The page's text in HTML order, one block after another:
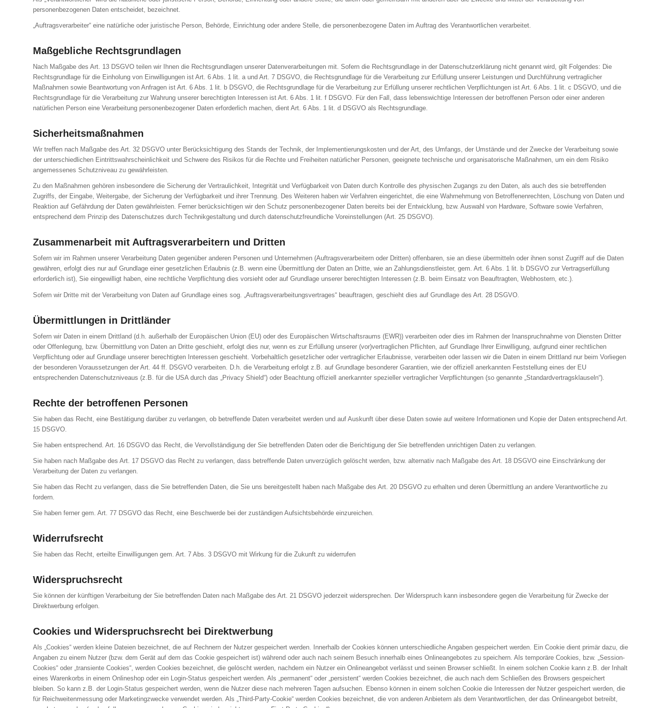
personenbezogenen Daten entscheidet, bezeichnet.
„Auftragsverarbeiter“ eine natürliche oder juristische Person, Behörde, Einrichtung oder andere Stelle, die personenbezogene Daten im Auftrag des Verantwortlichen verarbeitet.
Maßgebliche Rechtsgrundlagen
Nach Maßgabe des Art. 13 DSGVO teilen wir Ihnen die Rechtsgrundlagen unserer Datenverarbeitungen mit. Sofern die Rechtsgrundlage in der Datenschutzerklärung nicht genannt wird, gilt Folgendes: Die
Rechtsgrundlage für die Einholung von Einwilligungen ist Art. 6 Abs. 1 lit. a und Art. 7 DSGVO, die Rechtsgrundlage für die Verarbeitung zur Erfüllung unserer Leistungen und Durchführung vertraglicher
Maßnahmen sowie Beantwortung von Anfragen ist Art. 6 Abs. 1 lit. b DSGVO, die Rechtsgrundlage für die Verarbeitung zur Erfüllung unserer rechtlichen Verpflichtungen ist Art. 6 Abs. 1 lit. c DSGVO, und die
Rechtsgrundlage für die Verarbeitung zur Wahrung unserer berechtigten Interessen ist Art. 6 Abs. 1 lit. f DSGVO. Für den Fall, dass lebenswichtige Interessen der betroffenen Person oder einer anderen
natürlichen Person eine Verarbeitung personenbezogener Daten erforderlich machen, dient Art. 6 Abs. 1 lit. d DSGVO als Rechtsgrundlage.
Sicherheitsmaßnahmen
Wir treffen nach Maßgabe des Art. 32 DSGVO unter Berücksichtigung des Stands der Technik, der Implementierungskosten und der Art, des Umfangs, der Umstände und der Zwecke der Verarbeitung sowie
der unterschiedlichen Eintrittswahrscheinlichkeit und Schwere des Risikos für die Rechte und Freiheiten natürlicher Personen, geeignete technische und organisatorische Maßnahmen, um ein dem Risiko
angemessenes Schutzniveau zu gewährleisten.
Zu den Maßnahmen gehören insbesondere die Sicherung der Vertraulichkeit, Integrität und Verfügbarkeit von Daten durch Kontrolle des physischen Zugangs zu den Daten, als auch des sie betreffenden
Zugriffs, der Eingabe, Weitergabe, der Sicherung der Verfügbarkeit und ihrer Trennung. Des Weiteren haben wir Verfahren eingerichtet, die eine Wahrnehmung von Betroffenenrechten, Löschung von Daten und
Reaktion auf Gefährdung der Daten gewährleisten. Ferner berücksichtigen wir den Schutz personenbezogener Daten bereits bei der Entwicklung, bzw. Auswahl von Hardware, Software sowie Verfahren,
entsprechend dem Prinzip des Datenschutzes durch Technikgestaltung und durch datenschutzfreundliche Voreinstellungen (Art. 25 DSGVO).
Zusammenarbeit mit Auftragsverarbeitern und Dritten
Sofern wir im Rahmen unserer Verarbeitung Daten gegenüber anderen Personen und Unternehmen (Auftragsverarbeitern oder Dritten) offenbaren, sie an diese übermitteln oder ihnen sonst Zugriff auf die Daten
gewähren, erfolgt dies nur auf Grundlage einer gesetzlichen Erlaubnis (z.B. wenn eine Übermittlung der Daten an Dritte, wie an Zahlungsdienstleister, gem. Art. 6 Abs. 1 lit. b DSGVO zur Vertragserfüllung
erforderlich ist), Sie eingewilligt haben, eine rechtliche Verpflichtung dies vorsieht oder auf Grundlage unserer berechtigten Interessen (z.B. beim Einsatz von Beauftragten, Webhostern, etc.).
Sofern wir Dritte mit der Verarbeitung von Daten auf Grundlage eines sog. „Auftragsverarbeitungsvertrages“ beauftragen, geschieht dies auf Grundlage des Art. 28 DSGVO.
Übermittlungen in Drittländer
Sofern wir Daten in einem Drittland (d.h. außerhalb der Europäischen Union (EU) oder des Europäischen Wirtschaftsraums (EWR)) verarbeiten oder dies im Rahmen der Inanspruchnahme von Diensten Dritter
oder Offenlegung, bzw. Übermittlung von Daten an Dritte geschieht, erfolgt dies nur, wenn es zur Erfüllung unserer (vor)vertraglichen Pflichten, auf Grundlage Ihrer Einwilligung, aufgrund einer rechtlichen
Verpflichtung oder auf Grundlage unserer berechtigten Interessen geschieht. Vorbehaltlich gesetzlicher oder vertraglicher Erlaubnisse, verarbeiten oder lassen wir die Daten in einem Drittland nur beim Vorliegen
der besonderen Voraussetzungen der Art. 44 ff. DSGVO verarbeiten. D.h. die Verarbeitung erfolgt z.B. auf Grundlage besonderer Garantien, wie der offiziell anerkannten Feststellung eines der EU
entsprechenden Datenschutzniveaus (z.B. für die USA durch das „Privacy Shield“) oder Beachtung offiziell anerkannter spezieller vertraglicher Verpflichtungen (so genannte „Standardvertragsklauseln“).
Rechte der betroffenen Personen
Sie haben das Recht, eine Bestätigung darüber zu verlangen, ob betreffende Daten verarbeitet werden und auf Auskunft über diese Daten sowie auf weitere Informationen und Kopie der Daten entsprechend Art.
15 DSGVO.
Sie haben entsprechend. Art. 16 DSGVO das Recht, die Vervollständigung der Sie betreffenden Daten oder die Berichtigung der Sie betreffenden unrichtigen Daten zu verlangen.
Sie haben nach Maßgabe des Art. 17 DSGVO das Recht zu verlangen, dass betreffende Daten unverzüglich gelöscht werden, bzw. alternativ nach Maßgabe des Art. 18 DSGVO eine Einschränkung der
Verarbeitung der Daten zu verlangen.
Sie haben das Recht zu verlangen, dass die Sie betreffenden Daten, die Sie uns bereitgestellt haben nach Maßgabe des Art. 20 DSGVO zu erhalten und deren Übermittlung an andere Verantwortliche zu
fordern.
Sie haben ferner gem. Art. 77 DSGVO das Recht, eine Beschwerde bei der zuständigen Aufsichtsbehörde einzureichen.
Widerrufsrecht
Sie haben das Recht, erteilte Einwilligungen gem. Art. 7 Abs. 3 DSGVO mit Wirkung für die Zukunft zu widerrufen
Widerspruchsrecht
Sie können der künftigen Verarbeitung der Sie betreffenden Daten nach Maßgabe des Art. 21 DSGVO jederzeit widersprechen. Der Widerspruch kann insbesondere gegen die Verarbeitung für Zwecke der
Direktwerbung erfolgen.
Cookies und Widerspruchsrecht bei Direktwerbung
Als „Cookies“ werden kleine Dateien bezeichnet, die auf Rechnern der Nutzer gespeichert werden. Innerhalb der Cookies können unterschiedliche Angaben gespeichert werden. Ein Cookie dient primär dazu, die
Angaben zu einem Nutzer (bzw. dem Gerät auf dem das Cookie gespeichert ist) während oder auch nach seinem Besuch innerhalb eines Onlineangebotes zu speichern. Als temporäre Cookies, bzw. „Session-
Cookies“ oder „transiente Cookies“, werden Cookies bezeichnet, die gelöscht werden, nachdem ein Nutzer ein Onlineangebot verlässt und seinen Browser schließt. In einem solchen Cookie kann z.B. der Inhalt
eines Warenkorbs in einem Onlineshop oder ein Login-Status gespeichert werden. Als „permanent“ oder „persistent“ werden Cookies bezeichnet, die auch nach dem Schließen des Browsers gespeichert
bleiben. So kann z.B. der Login-Status gespeichert werden, wenn die Nutzer diese nach mehreren Tagen aufsuchen. Ebenso können in einem solchen Cookie die Interessen der Nutzer gespeichert werden, die
für Reichweitenmessung oder Marketingzwecke verwendet werden. Als „Third-Party-Cookie“ werden Cookies bezeichnet, die von anderen Anbietern als dem Verantwortlichen, der das Onlineangebot betreibt,